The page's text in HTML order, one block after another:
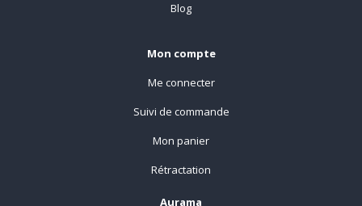
Blog
Mon compte
Me connecter
Suivi de commande
Mon panier
Rétractation
Aurama